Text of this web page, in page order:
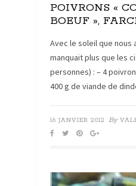
POIVRONS «
BOEUF »,
Avec le soleil que nous
manquait plus que les
personnes) : – 4
400 g de viande de
16 JANVIER 2012 By